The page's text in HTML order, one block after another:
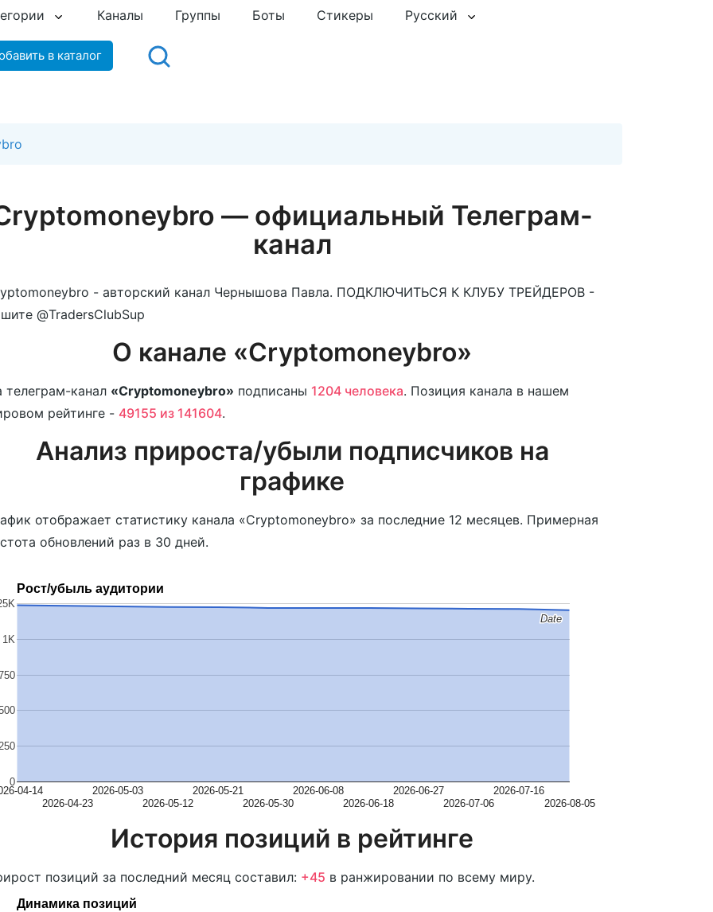
Каналы Группы Боты Стикеры Русский
в каталог
— официальный Телеграм-
канал
- авторский канал Чернышова Павла. ПОДКЛЮЧИТЬСЯ К КЛУБУ ТРЕЙДЕРОВ -
@TradersClubSup
О канале «Cryptomoneybro»
телеграм-канал «Cryptomoneybro» подписаны 1204 человека. Позиция канала в нашем
рейтинге - 49155 из 141604.
Анализ прироста/убыли подписчиков на
графике
отображает статистику канала «Cryptomoneybro» за последние 12 месяцев. Примерная
обновлений раз в 30 дней.
Рост/убыль аудитории
04-14
2026-04-23
2026-05-03
2026-05-12
2026-05-21
2026-05-30
2026-06-08
2026-06-18
2026-06-27
2026-07-06
2026-07-16
2026-08-05
0
1K
Date
Date
История позиций в рейтинге
позиций за последний месяц составил: +45 в ранжировании по всему миру.
Динамика позиций